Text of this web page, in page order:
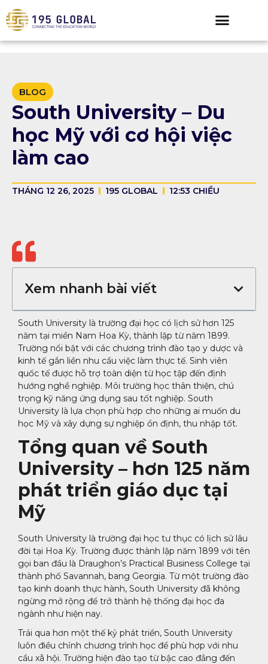
BLOG
South University – Du
học Mỹ với cơ hội việc
làm cao
THÁNG 12 26, 2025 195 GLOBAL 12:53 CHIỀU
Xem nhanh bài viết
South University là trường đại học có lịch sử hơn 125
năm tại miền Nam Hoa Kỳ, thành lập từ năm 1899.
Trường nổi bật với các chương trình đào tạo y dược và
kinh tế gắn liền nhu cầu việc làm thực tế. Sinh viên
quốc tế được hỗ trợ toàn diện từ học tập đến định
hướng nghề nghiệp. Môi trường học thân thiện, chú
trọng kỹ năng ứng dụng sau tốt nghiệp. South
University là lựa chọn phù hợp cho những ai muốn du
học Mỹ và xây dựng sự nghiệp ổn định, thu nhập tốt.
Tổng quan về South
University – hơn 125 năm
phát triển giáo dục tại
Mỹ
South University là trường đại học tư thục có lịch sử lâu
đời tại Hoa Kỳ. Trường được thành lập năm 1899 với tên
gọi ban đầu là Draughon’s Practical Business College tại
thành phố Savannah, bang Georgia. Từ một trường đào
tạo kinh doanh thực hành, South University đã không
ngừng mở rộng để trở thành hệ thống đại học đa
ngành như hiện nay.
Trải qua hơn một thế kỷ phát triển, South University
luôn điều chỉnh chương trình học để phù hợp với nhu
cầu xã hội. Trường hiện đào tạo từ bậc cao đẳng đến